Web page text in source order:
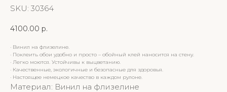
SKU: 30364
4100.00 р.
· Винил на флизелине.
· Поклеить обои удобно и просто – обойный клей наносится на стену.
· Легко моются. Устойчивы к выцветанию.
· Качественные, экологичные и безопасные для здоровья.
· Настоящее немецкое качество в каждом рулоне.
Материал: Винил на флизелине